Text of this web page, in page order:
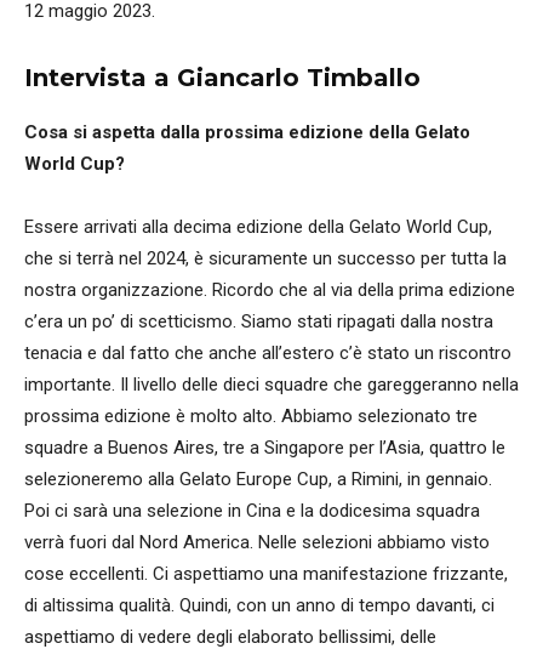
12 maggio 2023.
Intervista a Giancarlo Timballo
Cosa si aspetta dalla prossima edizione della Gelato
World Cup?
Essere arrivati alla decima edizione della Gelato World Cup,
che si terrà nel 2024, è sicuramente un successo per tutta la
nostra organizzazione. Ricordo che al via della prima edizione
c’era un po’ di scetticismo. Siamo stati ripagati dalla nostra
tenacia e dal fatto che anche all’estero c’è stato un riscontro
importante. Il livello delle dieci squadre che gareggeranno nella
prossima edizione è molto alto. Abbiamo selezionato tre
squadre a Buenos Aires, tre a Singapore per l’Asia, quattro le
selezioneremo alla Gelato Europe Cup, a Rimini, in gennaio.
Poi ci sarà una selezione in Cina e la dodicesima squadra
verrà fuori dal Nord America. Nelle selezioni abbiamo visto
cose eccellenti. Ci aspettiamo una manifestazione frizzante,
di altissima qualità. Quindi, con un anno di tempo davanti, ci
aspettiamo di vedere degli elaborato bellissimi, delle